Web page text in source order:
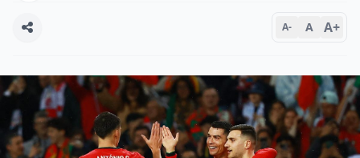
A- A A+